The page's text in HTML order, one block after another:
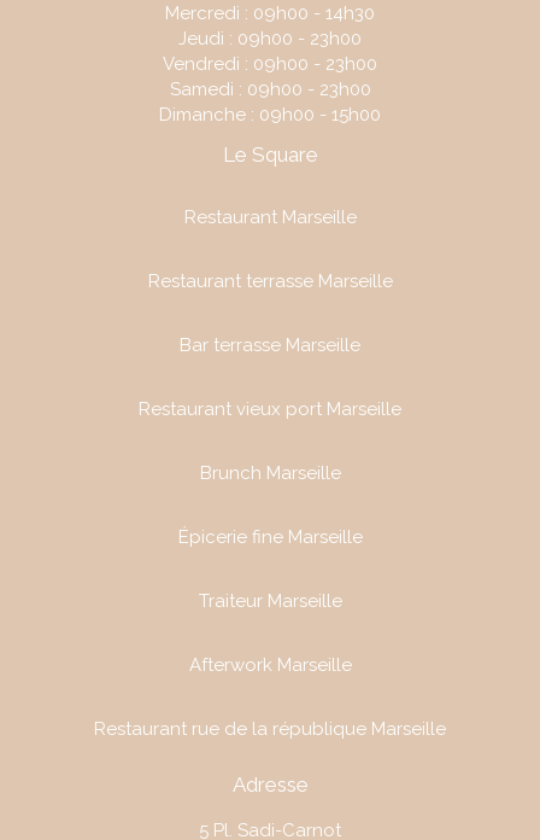
Mercredi : 09h00 - 14h30
Jeudi : 09h00 - 23h00
Vendredi : 09h00 - 23h00
Samedi : 09h00 - 23h00
Dimanche : 09h00 - 15h00
Le Square
Restaurant Marseille
Restaurant terrasse Marseille
Bar terrasse Marseille
Restaurant vieux port Marseille
Brunch Marseille
Épicerie fine Marseille
Traiteur Marseille
Afterwork Marseille
Restaurant rue de la république Marseille
Adresse
5 Pl. Sadi-Carnot